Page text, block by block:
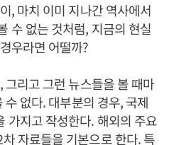
, 마치 이미 지나간 역사에서
수 없는 것처럼, 지금의 현실
우라면 어떨까?
리고 그런 뉴스들을 볼 때마
없다. 대부분의 경우, 국제
가지고 작성한다. 해외의 주요
자료들을 기본으로 한다. 특